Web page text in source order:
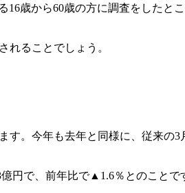
歳から60歳の方に調査をした
れることでしょう。
。今年も去年と同様に、従来の
円で、前年比で▲1.6％とのことで